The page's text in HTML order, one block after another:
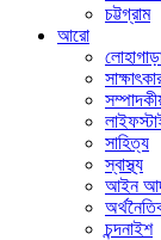
চট্টগ্রাম
আরো
সাহিত্য
স্বাস্থ্য
আইন
চন্দনাইশ